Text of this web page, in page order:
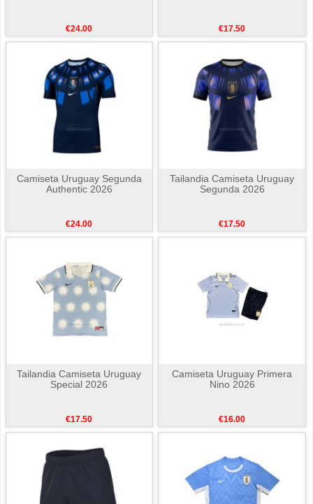
€24.00 €17.50
Camiseta Uruguay Segunda
Authentic 2026
€24.00
Tailandia Camiseta Uruguay
Segunda 2026
€17.50
Tailandia Camiseta Uruguay
Special 2026
€17.50
Camiseta Uruguay Primera
Nino 2026
€16.00